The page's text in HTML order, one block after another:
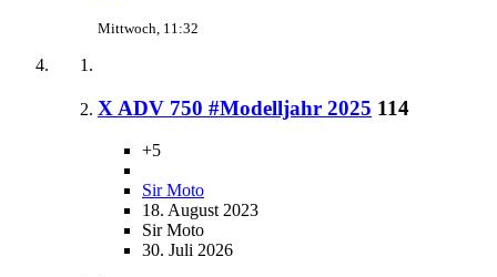
Mittwoch, 11:32
X ADV 750 #Modelljahr 2025 114
+5
Sir Moto
18. August 2023
Sir Moto
30. Juli 2026